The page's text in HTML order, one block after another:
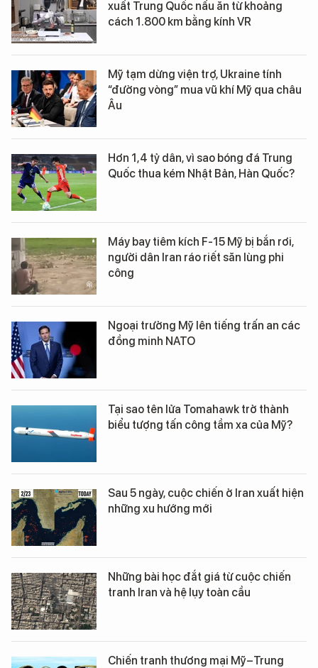
xuất Trung Quốc nấu ăn từ khoảng
cách 1.800 km bằng kính VR
Mỹ tạm dừng viện trợ, Ukraine tính
“đường vòng” mua vũ khí Mỹ qua châu
Âu
Hơn 1,4 tỷ dân, vì sao bóng đá Trung
Quốc thua kém Nhật Bản, Hàn Quốc?
Máy bay tiêm kích F-15 Mỹ bị bắn rơi,
người dân Iran ráo riết săn lùng phi
công
Ngoại trưởng Mỹ lên tiếng trấn an các
đồng minh NATO
Tại sao tên lửa Tomahawk trở thành
biểu tượng tấn công tầm xa của Mỹ?
Sau 5 ngày, cuộc chiến ở Iran xuất hiện
những xu hướng mới
Những bài học đắt giá từ cuộc chiến
tranh Iran và hệ lụy toàn cầu
Chiến tranh thương mại Mỹ–Trung